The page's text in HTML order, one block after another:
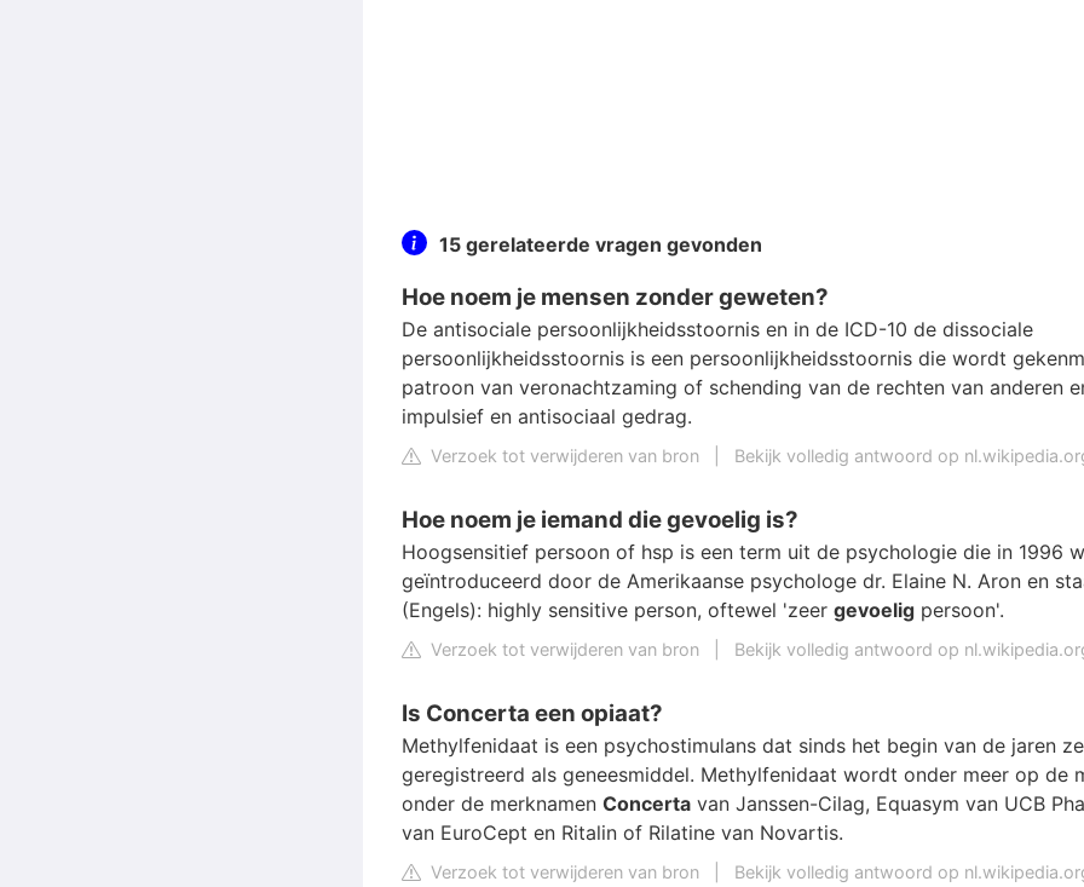
15 gerelateerde vragen gevonden
Hoe noem je mensen zonder geweten?
De antisociale persoonlijkheidsstoornis en in de ICD-10 de dissociale
persoonlijkheidsstoornis is een persoonlijkheidsstoornis die wordt
patroon van veronachtzaming of schending van de rechten van anderen
impulsief en antisociaal gedrag.
Verzoek tot verwijderen van bron Bekijk volledig antwoord op
Hoe noem je iemand die gevoelig is?
Hoogsensitief persoon of hsp is een term uit de psychologie die in 1996
geïntroduceerd door de Amerikaanse psychologe dr. Elaine N. Aron en
(Engels): highly sensitive person, oftewel 'zeer gevoelig persoon'.
Verzoek tot verwijderen van bron Bekijk volledig antwoord op
Is Concerta een opiaat?
Methylfenidaat is een psychostimulans dat sinds het begin van de jaren
geregistreerd als geneesmiddel. Methylfenidaat wordt onder meer op de
onder de merknamen Concerta van Janssen-Cilag, Equasym van UCB
van EuroCept en Ritalin of Rilatine van Novartis.
Verzoek tot verwijderen van bron Bekijk volledig antwoord op